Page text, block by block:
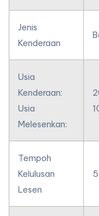
Jenis
Kenderaan
Usia
Kenderaan:
Usia
Melesenkan:
Tempoh
Kelulusan
Lesen